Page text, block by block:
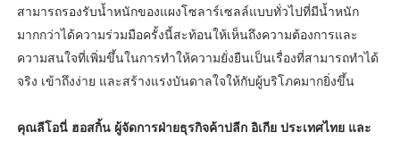
สามารถรองรับน้ำหนักของแผงโซลาร์เซลล์แบบทั่วไปที่มีน้ำหนัก
มากกว่าได้ความร่วมมือครั้งนี้สะท้อนให้เห็นถึงความต้องการและ
ความสนใจที่เพิ่มขึ้นในการทำให้ความยั่งยืนเป็นเรื่องที่สามารถทำได้
จริง เข้าถึงง่าย และสร้างแรงบันดาลใจให้กับผู้บริโภคมากยิ่งขึ้น
คุณลีโอนี่ ฮอสกิ้น ผู้จัดการฝ่ายธุรกิจค้าปลีก อิเกีย ประเทศไทย และ